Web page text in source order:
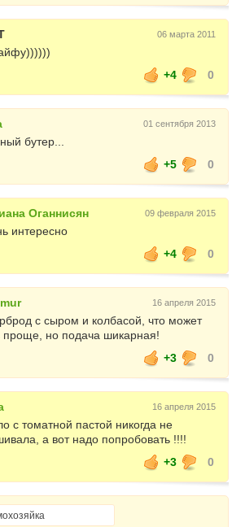
06 марта 2011
+4
0
01 сентября 2013
бутер...
+5
0
Оганнисян 09 февраля 2015
интересно
+4
0
16 апреля 2015
с сыром и колбасой, что может
проще, но подача шикарная!
+3
0
16 апреля 2015
с томатной пастой никогда не
а вот надо попробовать !!!!
+3
0